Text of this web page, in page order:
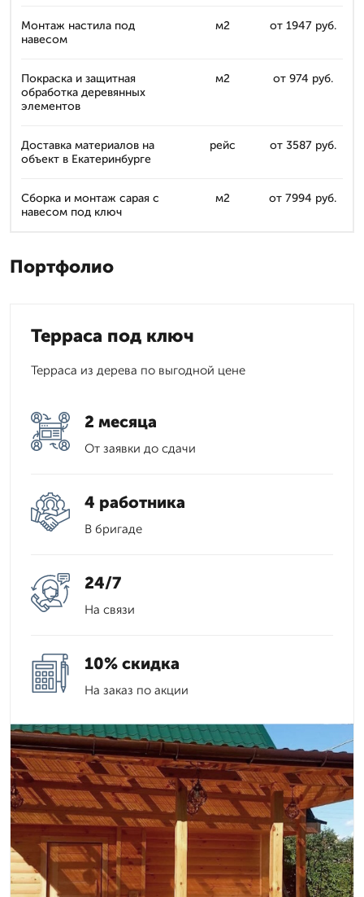
Монтаж настила под
навесом
м2 от 1947 руб.
Покраска и защитная
обработка деревянных
элементов
м2 от 974 руб.
Доставка материалов на
объект в Екатеринбурге
рейс от 3587 руб.
Сборка и монтаж сарая с
навесом под ключ
м2 от 7994 руб.
Портфолио
Терраса под ключ
Терраса из дерева по выгодной цене
2 месяца
От заявки до сдачи
4 работника
В бригаде
24/7
На связи
10% скидка
На заказ по акции